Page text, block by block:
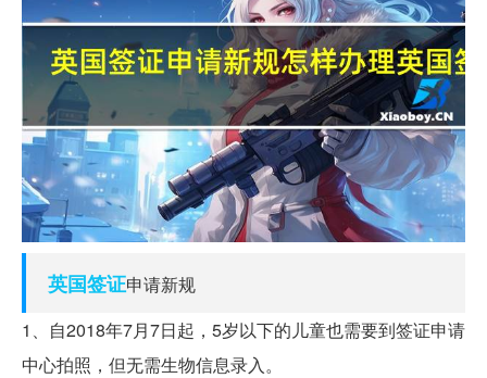
英国签证申请新规
1、自2018年7月7日起，5岁以下的儿童也需要到签证申请
中心拍照，但无需生物信息录入。